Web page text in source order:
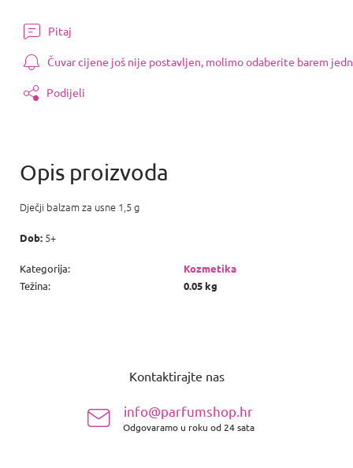
Pitaj
Čuvar cijene još nije postavljen, molimo odaberite barem
Podijeli
Dječji balzam za usne 1,5 g
Dob: 5+
Kategorija:
Kozmetika
Težina: 0.05 kg
Kontaktirajte nas
info@parfumshop.hr
Odgovaramo u roku od 24 sata